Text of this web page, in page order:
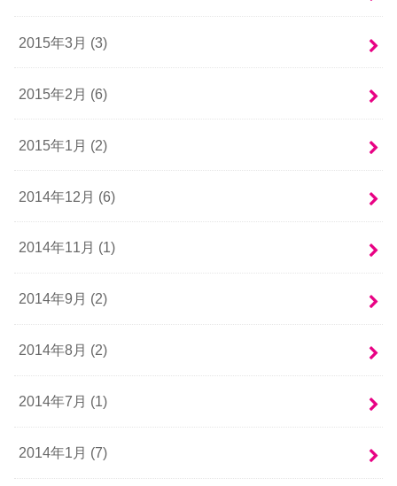
2015年3月 (3)
2015年2月 (6)
2015年1月 (2)
2014年12月 (6)
2014年11月 (1)
2014年9月 (2)
2014年8月 (2)
2014年7月 (1)
2014年1月 (7)